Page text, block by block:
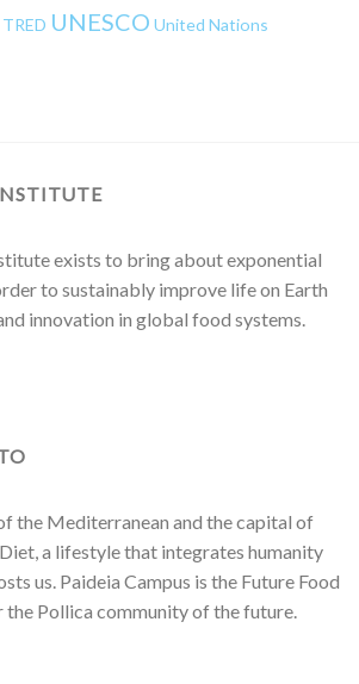
TRED UNESCO United Nations
exists to bring about exponential
to sustainably improve life on Earth
innovation in global food systems.
the Mediterranean and the capital of
a lifestyle that integrates humanity
us. Paideia Campus is the Future Food
Pollica community of the future.